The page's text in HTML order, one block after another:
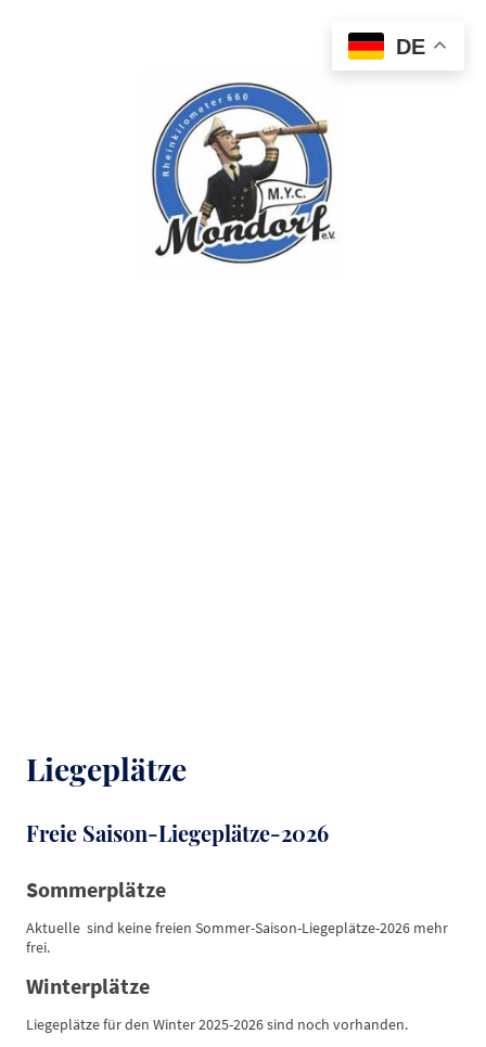
Liegeplätze
Freie Saison-Liegeplätze-2026
Sommerplätze
Aktuelle sind keine freien Sommer-Saison-Liegeplätze-2026 mehr
frei.
Winterplätze
Liegeplätze für den Winter 2025-2026 sind noch vorhanden.
DE